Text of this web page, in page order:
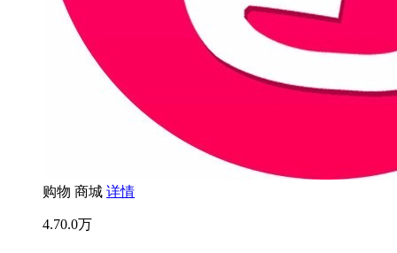
购物 商城 详情
4.70.0万